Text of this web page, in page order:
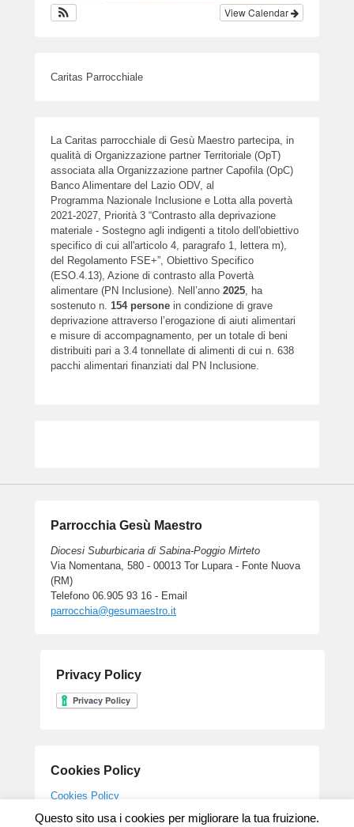
View Calendar
Caritas Parrocchiale
La Caritas parrocchiale di Gesù Maestro partecipa, in
qualità di Organizzazione partner Territoriale (OpT)
associata alla Organizzazione partner Capofila (OpC)
Banco Alimentare del Lazio ODV, al
Programma Nazionale Inclusione e Lotta alla povertà
2021-2027, Priorità 3 “Contrasto alla deprivazione
materiale - Sostegno agli indigenti a titolo dell'obiettivo
specifico di cui all'articolo 4, paragrafo 1, lettera m),
del Regolamento FSE+”, Obiettivo Specifico
(ESO.4.13), Azione di contrasto alla Povertà
alimentare (PN Inclusione). Nell’anno 2025, ha
sostenuto n. 154 persone in condizione di grave
deprivazione attraverso l’erogazione di aiuti alimentari
e misure di accompagnamento, per un totale di beni
distribuiti pari a 3.4 tonnellate di alimenti di cui n. 638
pacchi alimentari finanziati dal PN Inclusione.
Parrocchia Gesù Maestro
Diocesi Suburbicaria di Sabina-Poggio Mirteto
Via Nomentana, 580 - 00013 Tor Lupara - Fonte Nuova
(RM)
Telefono 06.905 93 16 - Email
parrocchia@gesumaestro.it
Privacy Policy
Cookies Policy
Cookies Policy
Questo sito usa i cookies per migliorare la tua fruizione.